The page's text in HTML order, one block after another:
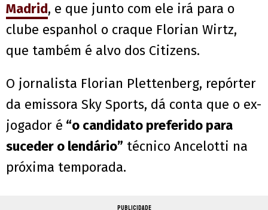
Madrid, e que junto com ele irá para o
clube espanhol o craque Florian Wirtz,
que também é alvo dos Citizens.
O jornalista Florian Plettenberg, repórter
da emissora Sky Sports, dá conta que o ex-
jogador é “o candidato preferido para
suceder o lendário” técnico Ancelotti na
próxima temporada.
PUBLICIDADE